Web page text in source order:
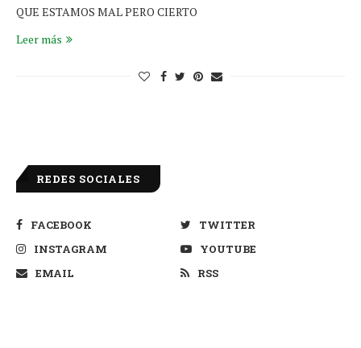
QUE ESTAMOS MAL PERO CIERTO
Leer más
REDES SOCIALES
FACEBOOK
TWITTER
INSTAGRAM
YOUTUBE
EMAIL
RSS